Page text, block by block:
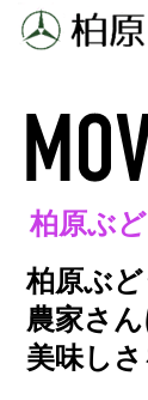
柏原ぶど
柏原ぶ
農家さ
美味しさ